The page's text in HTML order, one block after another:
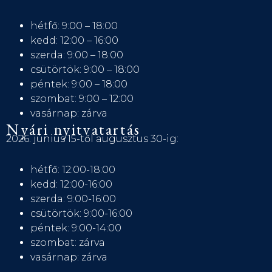
hétfő: 9:00 – 18:00
kedd: 12:00 – 16:00
szerda: 9:00 – 18:00
csütörtök: 9:00 – 18:00
péntek: 9:00 – 18:00
szombat: 9:00 – 12:00
vasárnap: zárva
Nyári nyitvatartás
2026. június 15-től augusztus 30-ig:
hétfő: 12:00-18:00
kedd: 12:00-16:00
szerda: 9:00-16:00
csütörtök: 9:00-16:00
péntek: 9:00-14:00
szombat: zárva
vasárnap: zárva